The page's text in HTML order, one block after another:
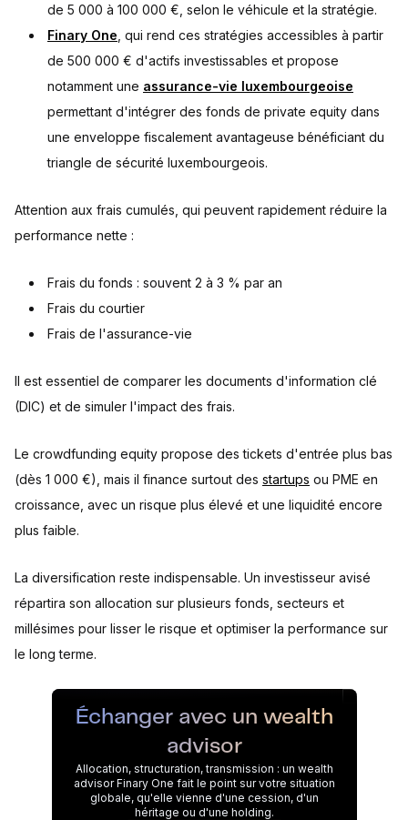
de 5 000 à 100 000 €, selon le véhicule et la stratégie.
Finary One , qui rend ces stratégies accessibles à partir
de 500 000 € d'actifs investissables et propose
notamment une assurance-vie luxembourgeoise
permettant d'intégrer des fonds de private equity dans
une enveloppe fiscalement avantageuse bénéficiant du
triangle de sécurité luxembourgeois.
Attention aux frais cumulés, qui peuvent rapidement réduire la
performance nette :
Frais du fonds : souvent 2 à 3 % par an
Frais du courtier
Frais de l'assurance-vie
Il est essentiel de comparer les documents d'information clé
(DIC) et de simuler l'impact des frais.
Le crowdfunding equity propose des tickets d'entrée plus bas
(dès 1 000 €), mais il finance surtout des startups ou PME en
croissance, avec un risque plus élevé et une liquidité encore
plus faible.
La diversification reste indispensable. Un investisseur avisé
répartira son allocation sur plusieurs fonds, secteurs et
millésimes pour lisser le risque et optimiser la performance sur
le long terme.
Échanger avec un wealth
advisor
Allocation, structuration, transmission : un wealth
advisor Finary One fait le point sur votre situation
globale, qu'elle vienne d'une cession, d'un
héritage ou d'une holding.